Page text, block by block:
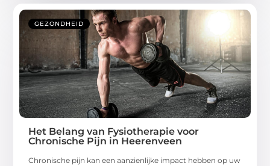
GEZONDHEID
Het Belang van Fysiotherapie voor
Chronische Pijn in Heerenveen
Chronische pijn kan een aanzienlijke impact hebben op uw